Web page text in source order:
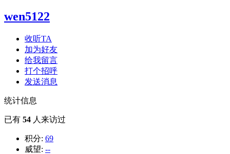
wen5122
收听TA
加为好友
给我留言
打个招呼
发送消息
统计信息
已有 54 人来访过
积分: 69
威望: --